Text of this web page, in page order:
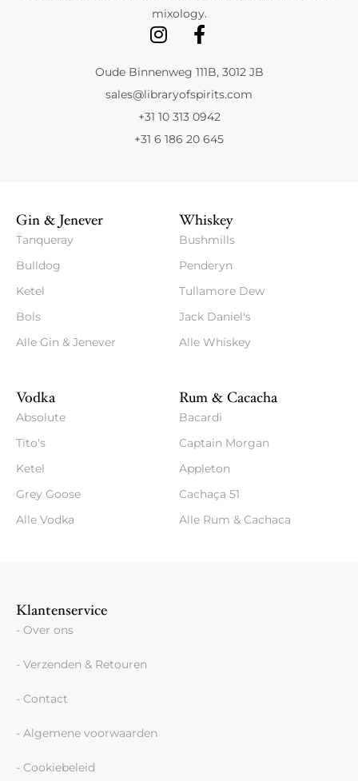
mixology.
Oude Binnenweg 111B, 3012 JB
sales@libraryofspirits.com
+31 10 313 0942
+31 6 186 20 645
Gin & Jenever
Tanqueray
Bulldog
Ketel
Bols
Alle Gin & Jenever
Whiskey
Bushmills
Penderyn
Tullamore Dew
Jack Daniel's
Alle Whiskey
Vodka
Absolute
Tito's
Ketel
Grey Goose
Alle Vodka
Rum & Cacacha
Bacardi
Captain Morgan
Appleton
Cachaça 51
Alle Rum & Cachaca
Klantenservice
- Over ons
- Verzenden & Retouren
- Contact
- Algemene voorwaarden
- Cookiebeleid